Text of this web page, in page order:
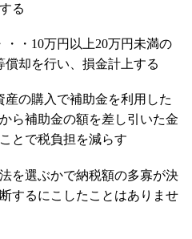
る
・・10万円以上20万円未満の
却を行い、損金計上する
産の購入で補助金を利用した
ら補助金の額を差し引いた金
とで税負担を減らす
を選ぶかで納税額の多寡が決
するにこしたことはありませ